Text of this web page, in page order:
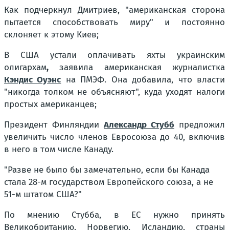
Как подчеркнул Дмитриев, "американская сторона
пытается способствовать миру" и постоянно
склоняет к этому Киев;
В США устали оплачивать яхты украинским
олигархам, заявила американская журналистка
Кэндис Оуэнс на ПМЭФ. Она добавила, что власти
"никогда толком не объясняют", куда уходят налоги
простых американцев;
Президент Финляндии Александр Стубб предложил
увеличить число членов Евросоюза до 40, включив
в него в том числе Канаду.
"Разве не было бы замечательно, если бы Канада
стала 28-м государством Европейского союза, а не
51-м штатом США?"
По мнению Стубба, в ЕС нужно принять
Великобританию, Норвегию, Исландию, страны